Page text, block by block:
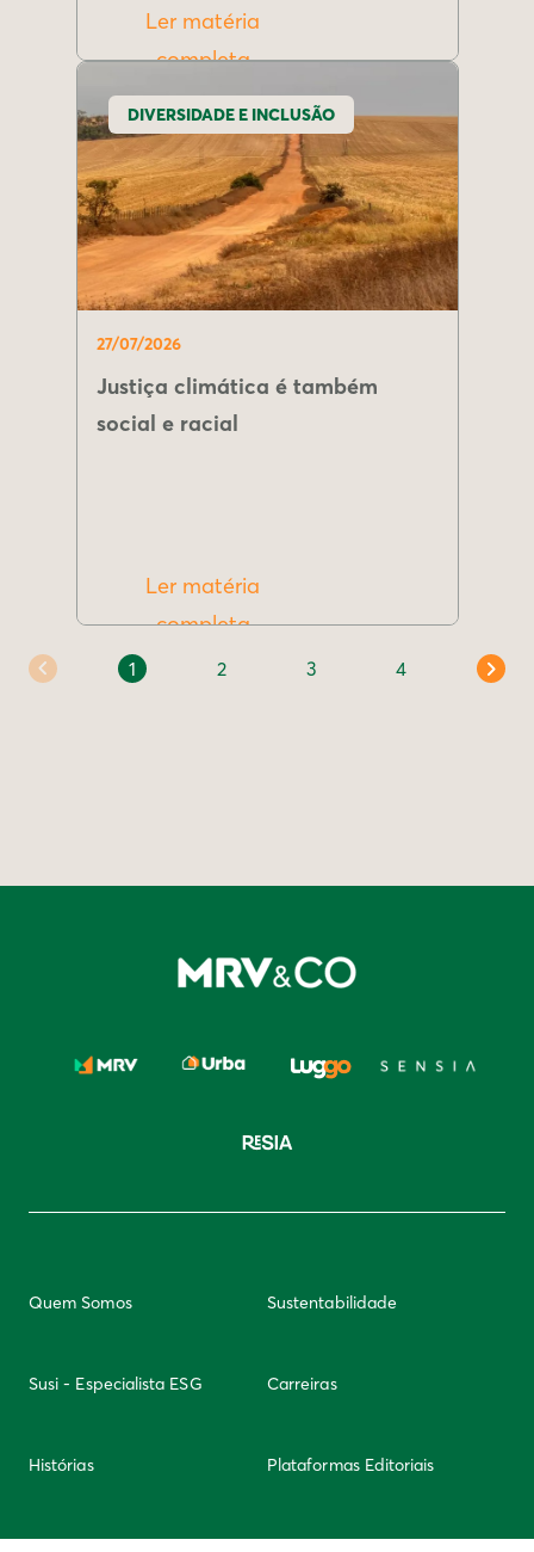
Ler matéria
completa
DIVERSIDADE E INCLUSÃO
27/07/2026
Justiça climática é também
social e racial
Ler matéria
completa
1 2 3 4
Quem Somos Sustentabilidade
Susi - Especialista ESG Carreiras
Histórias Plataformas Editoriais
Newsletter Integridade